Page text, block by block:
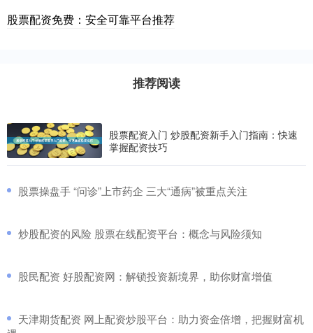
股票配资免费：安全可靠平台推荐
推荐阅读
股票配资入门 炒股配资新手入门指南：快速
掌握配资技巧
​股票操盘手 “问诊”上市药企 三大“通病”被重点关注
​炒股配资的风险 股票在线配资平台：概念与风险须知
​股民配资 好股配资网：解锁投资新境界，助你财富增值
​天津期货配资 网上配资炒股平台：助力资金倍增，把握财富机